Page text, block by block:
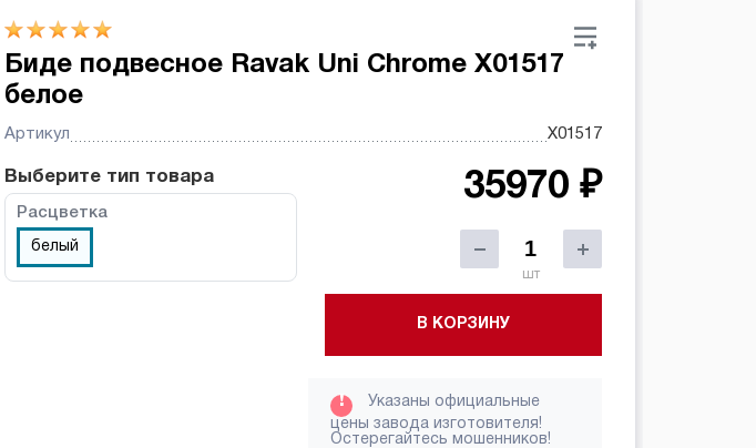
Биде подвесное Ravak Uni Chrome X01517
белое
Артикул X01517
Выберите тип товара
Расцветка
белый
35970 ₽
шт
В КОРЗИНУ
!
Указаны официальные
цены завода изготовителя!
Остерегайтесь мошенников!